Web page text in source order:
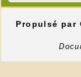
Propulsé par